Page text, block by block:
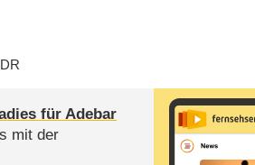
für Adebar
mit der